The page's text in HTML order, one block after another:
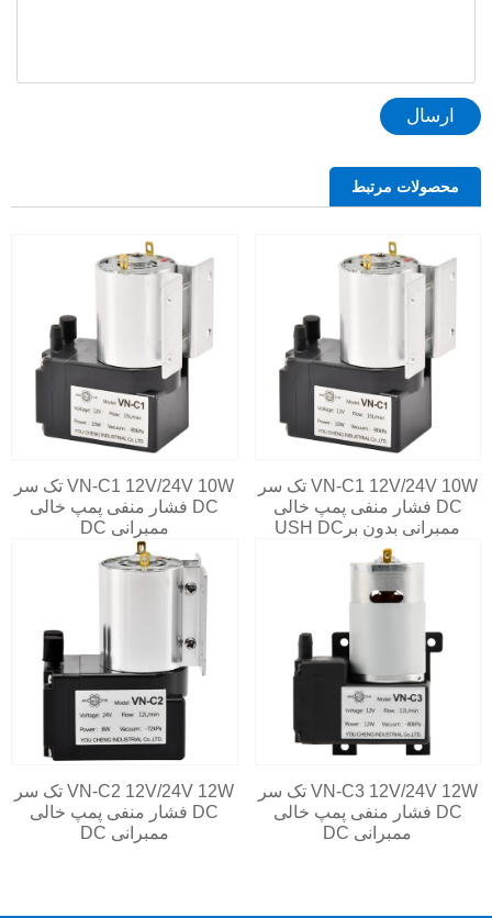
ارسال
محصولات مرتبط
VN-C1 12V/24V 10W تک سر
DC فشار منفی پمپ خالی
ممبرانی DC
VN-C1 12V/24V 10W تک سر
DC فشار منفی پمپ خالی
ممبرانی بدون برUSH DC
VN-C2 12V/24V 12W تک سر
DC فشار منفی پمپ خالی
ممبرانی DC
VN-C3 12V/24V 12W تک سر
DC فشار منفی پمپ خالی
ممبرانی DC